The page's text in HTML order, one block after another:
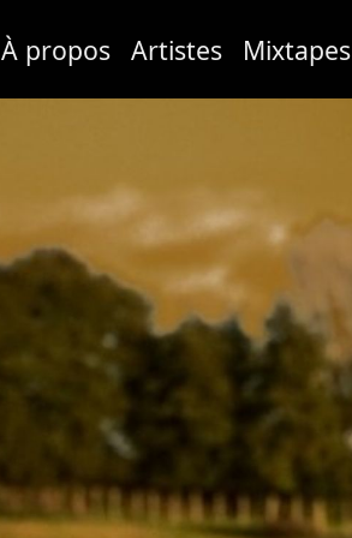
À propos Artistes Mixtapes